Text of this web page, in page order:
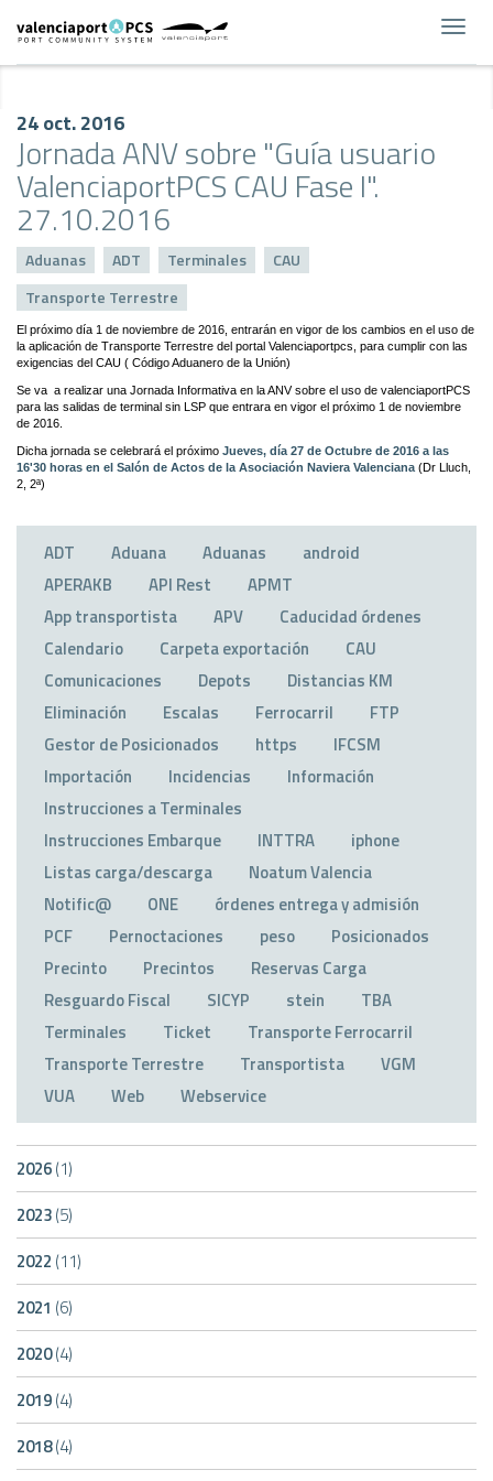
24 oct. 2016
Jornada ANV sobre "Guía usuario
ValenciaportPCS CAU Fase I".
27.10.2016
Aduanas ADT Terminales
CAU
Transporte Terrestre
El próximo día 1 de noviembre de 2016, entrarán en vigor de los cambios en el uso de
la aplicación de Transporte Terrestre del portal Valenciaportpcs, para cumplir con las
exigencias del CAU ( Código Aduanero de la Unión)
Se va a realizar una Jornada Informativa en la ANV sobre el uso de valenciaportPCS
para las salidas de terminal sin LSP que entrara en vigor el próximo 1 de noviembre
de 2016.
Dicha jornada se celebrará el próximo Jueves, día 27 de Octubre de 2016 a las
16'30 horas en el Salón de Actos de la Asociación Naviera Valenciana (Dr Lluch,
2, 2ª)
ADT Aduana Aduanas
android
APERAKB
API Rest
APMT
App transportista
APV
Caducidad órdenes
Calendario
Carpeta exportación
CAU
Comunicaciones
Depots
Distancias KM
Eliminación
Escalas Ferrocarril
FTP
Gestor de Posicionados
https
IFCSM
Importación
Incidencias
Información
Instrucciones a Terminales
Instrucciones Embarque
INTTRA
iphone
Listas carga/descarga
Noatum Valencia
Notific@
ONE
órdenes entrega y admisión
PCF
Pernoctaciones peso
Posicionados
Precinto
Precintos
Reservas Carga
Resguardo Fiscal
SICYP stein
TBA
Terminales
Ticket
Transporte Ferrocarril
Transporte Terrestre
Transportista
VGM
VUA
Web Webservice
2026(1)
2023(5)
2022 (11)
2021 (6)
2020(4)
2019(4)
2018(4)